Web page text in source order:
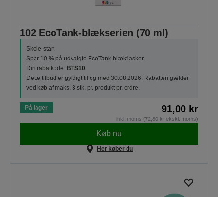
102 EcoTank-blækserien (70 ml)
Skole-start
Spar 10 % på udvalgte EcoTank-blækflasker.
Din rabatkode: BTS10
Dette tilbud er gyldigt til og med 30.08.2026. Rabatten gælder
ved køb af maks. 3 stk. pr. produkt pr. ordre.
På lager 91,00 kr
inkl. moms (72,80 kr ekskl. moms)
Køb nu
Her køber du